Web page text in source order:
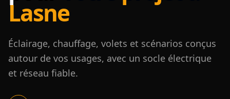
Lasne
Éclairage, chauffage, volets et scénarios conçus
autour de vos usages, avec un socle électrique
et réseau fiable.